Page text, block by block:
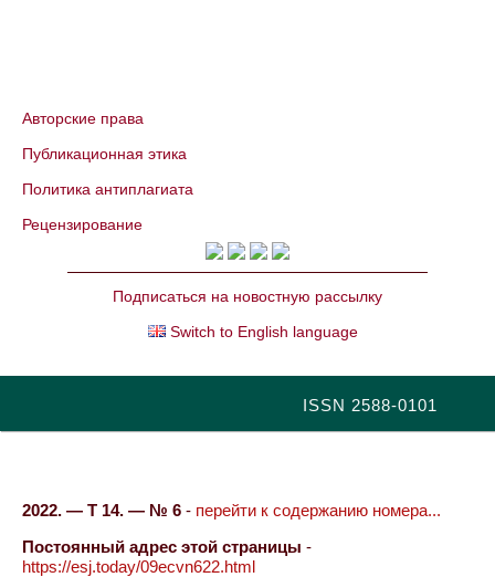
Авторские права
Публикационная этика
Политика антиплагиата
Рецензирование
Подписаться на новостную рассылку
Switch to English language
ISSN 2588-0101
2022. — Т 14. — № 6 - перейти к содержанию номера...
Постоянный адрес этой страницы -
https://esj.today/09ecvn622.html